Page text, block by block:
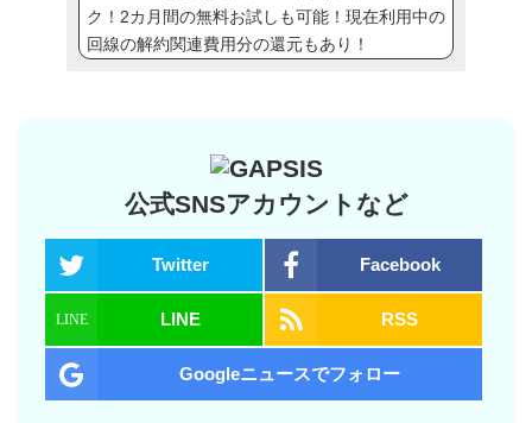
ク！2カ月間の無料お試しも可能！現在利用中の
回線の解約関連費用分の還元もあり！
公式SNSアカウントなど
Twitter Facebook
LINE RSS
Googleニュースでフォロー